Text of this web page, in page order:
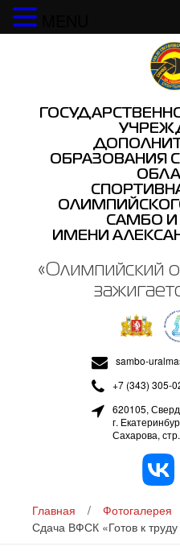
ОБРАЗОВАНИЯ
САМБО
ИМЕНИ
«Олимпийский
sambo-
+7 (343) 305-
620105,
г.
Сахарова,
Главная / Фотогалерея
Сдача ВФСК «Готов к